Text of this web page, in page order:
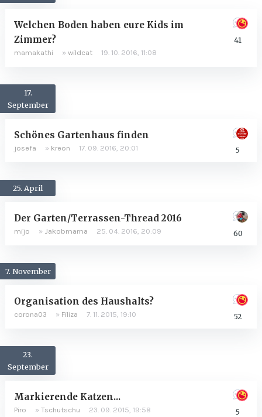
41
Welchen Boden haben eure Kids im
Zimmer?
mamakathi » wildcat 19. 10. 2016, 11:08
17.
September
5
Schönes Gartenhaus finden
josefa » kreon 17. 09. 2016, 20:01
25. April
60
Der Garten/Terrassen-Thread 2016
mijo » Jakobmama 25. 04. 2016, 20:09
7. November
52
Organisation des Haushalts?
corona03 » Filiza 7. 11. 2015, 19:10
23.
September
5
Markierende Katzen...
Piro » Tschutschu 23. 09. 2015, 19:58